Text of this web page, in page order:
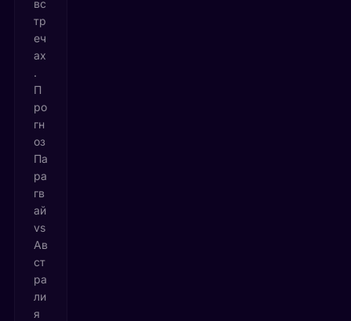
вс
тр
еч
ах
.
П
ро
гн
оз
Па
ра
гв
ай
vs
Ав
ст
ра
ли
я